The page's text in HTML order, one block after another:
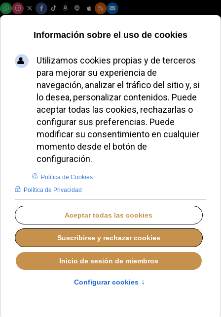
Los obispos
españoles muestran
apertura al diálogo
con Vox sobre
migración